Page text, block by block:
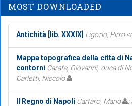
MOST DOWNLOADED
Antichità [lib. XXXIX] Ligorio, Pirro
Mappa topografica della citta di
contorni Carafa, Giovanni, duca di
Carletti, Niccolo
Il Regno di Napoli Cartaro, Mario
;